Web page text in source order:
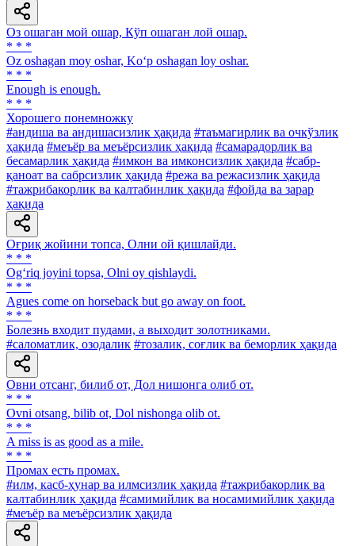
Оз ошаган мой ошар, Кўп ошаган лой ошар.
* * *
Oz oshagan moy oshar, Ko‘p oshagan loy oshar.
* * *
Enough is enough.
* * *
Хорошего понемножку
#андиша ва андишасизлик ҳақида #таъмагирлик ва очкўзлик
ҳақида #меъёр ва меъёрсизлик ҳақида #самарадорлик ва
бесамарлик ҳақида #имкон ва имконсизлик ҳақида #сабр-
қаноат ва сабрсизлик ҳақида #режа ва режасизлик ҳақида
#тажрибакорлик ва калтабинлик ҳақида #фойда ва зарар
ҳақида
Оғриқ жойини топса, Олни ой қишлайди.
* * *
Og‘riq joyini topsa, Olni oy qishlaydi.
* * *
Agues come on horseback but go away on foot.
* * *
Болезнь входит пудами, а выходит золотниками.
#саломатлик, озодалик #тозалик, соғлик ва беморлик ҳақида
Овни отсанг, билиб от, Дол нишонга олиб от.
* * *
Ovni otsang, bilib ot, Dol nishonga olib ot.
* * *
A miss is as good as a mile.
* * *
Промах есть промах.
#илм, касб-ҳунар ва илмсизлик ҳақида #тажрибакорлик ва
калтабинлик ҳақида #самимийлик ва носамимийлик ҳақида
#меъёр ва меъёрсизлик ҳақида